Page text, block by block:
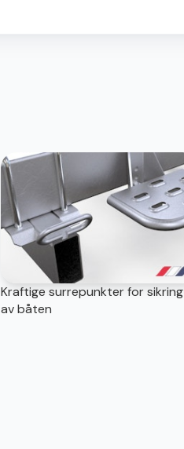
Kraftige surrepunkter for sikring
av båten